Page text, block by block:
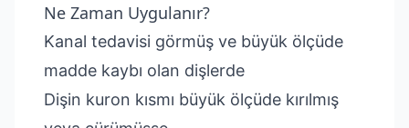
Ne Zaman Uygulanır?
Kanal tedavisi görmüş ve büyük ölçüde
madde kaybı olan dişlerde
Dişin kuron kısmı büyük ölçüde kırılmış